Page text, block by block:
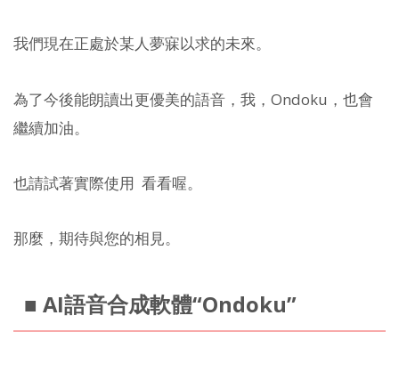
我們現在正處於某人夢寐以求的未來。
為了今後能朗讀出更優美的語音，我，Ondoku，也會
繼續加油。
也請試著實際使用 看看喔。
那麼，期待與您的相見。
■ AI語音合成軟體“Ondoku”